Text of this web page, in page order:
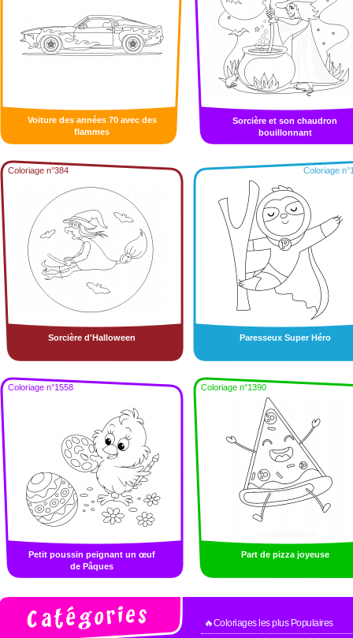
Voiture des années 70 avec des
flammes
Sorcière et son chaudron
bouillonnant
Coloriage n°384
Sorcière d'Halloween
Coloriage
Paresseux Super Héro
Coloriage n°1558
Petit poussin peignant un œuf
de Pâques
Coloriage n°1390
Part de pizza joyeuse
🔥Coloriages les plus Populaires